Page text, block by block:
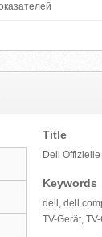
Title
Dell
Keywords
dell, dell
TV-Gerät,